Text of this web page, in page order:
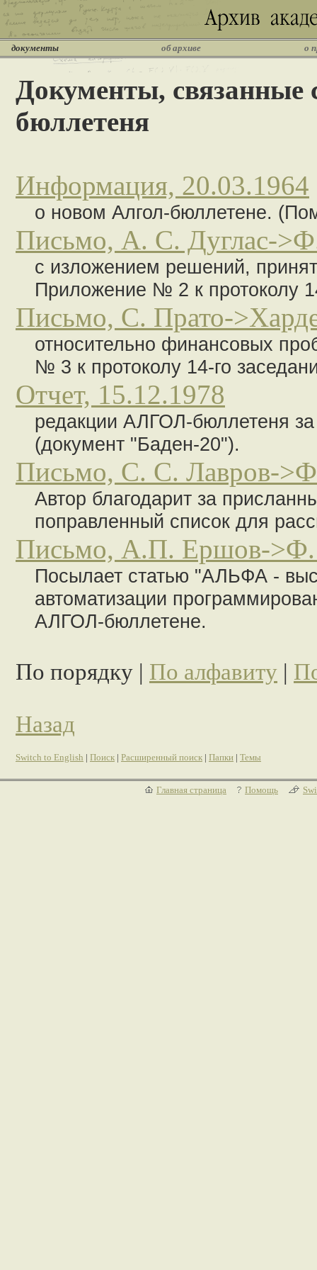
документы об архиве о
Документы,
бюллетеня
Информация, 20.03.1964
о новом Алгол-бюллетене.
Письмо, А. С. Дуглас-
с изложением решений,
Приложение № 2 к протоколу
Письмо, С. Прато-
относительно финансовых
№ 3 к протоколу 14-го
Отчет, 15.12.1978
редакции АЛГОЛ-бюллетеня
(документ "Баден-20").
Письмо, С. С. Лавров-
Автор благодарит за
поправленный список для
Письмо, А.П. Ершов->Ф.
Посылает статью "АЛЬФА -
автоматизации
АЛГОЛ-бюллетене.
По порядку | По алфавиту |
Назад
Switch to English | Поиск | Расширенный поиск | Папки | Темы
Главная страница Помощь